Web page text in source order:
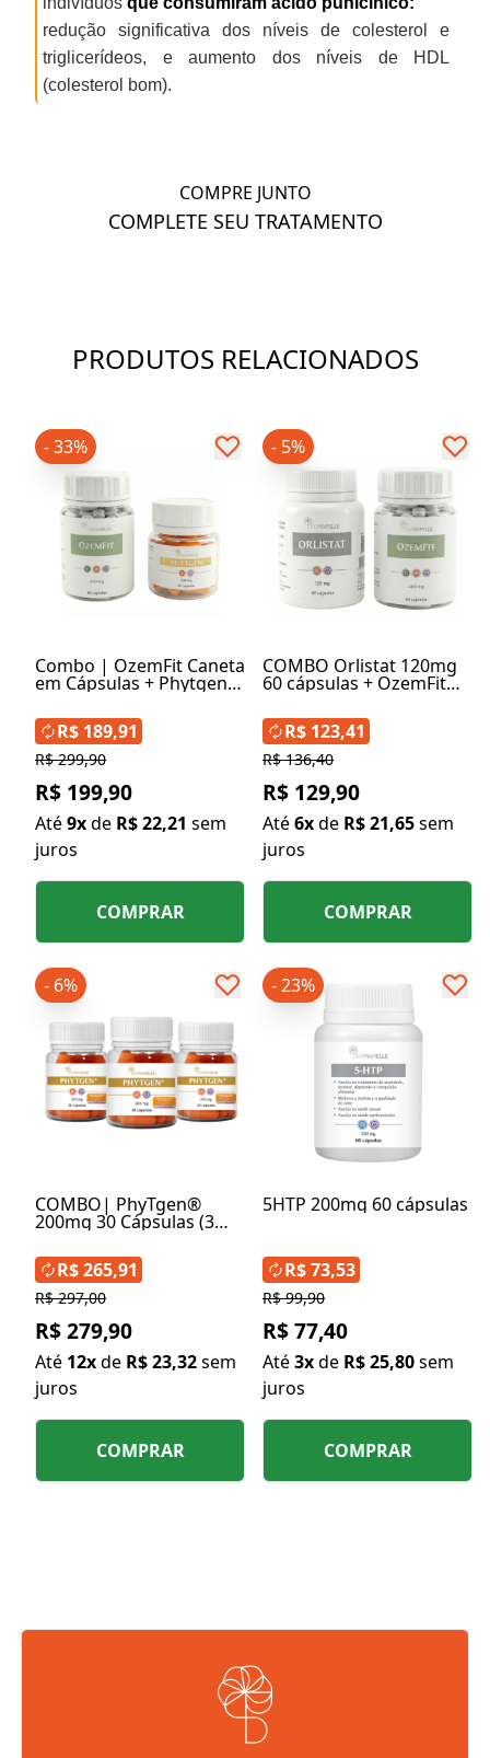
redução significativa dos níveis de colesterol e
triglicerídeos, e aumento dos níveis de HDL
(colesterol bom).
COMPRE JUNTO
COMPLETE SEU TRATAMENTO
PRODUTOS RELACIONADOS
Combo | OzemFit Caneta
em Cápsulas + Phytgen
- 33%
R$ 299,90
R$ 199,90
Até9xde R$ 22,21 sem
juros
R$ 189,91
COMPRAR
COMBO Orlistat 120mg
60 cápsulas + OzemFit
400mg 60 cápsulas
- 5%
R$ 136,40
R$ 129,90
Até6xde R$ 21,65sem
juros
R$ 123,41
COMPRAR
COMBO| PhyTgen®
200mg 30 Cápsulas (3
- 6%
R$ 297,00
R$ 279,90
Até 12xde R$ 23,32sem
juros
R$ 265,91
COMPRAR
5HTP 200mg 60 cápsulas
- 23%
R$ 99,90
R$ 77,40
Até3xde R$ 25,80sem
juros
R$ 73,53
COMPRAR